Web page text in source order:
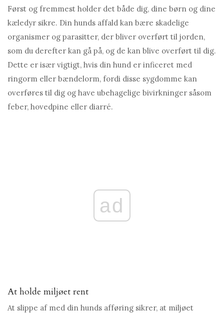
Først og fremmest holder det både dig, dine børn og dine
kæledyr sikre. Din hunds affald kan bære skadelige
organismer og parasitter, der bliver overført til jorden,
som du derefter kan gå på, og de kan blive overført til dig.
Dette er især vigtigt, hvis din hund er inficeret med
ringorm eller bændelorm, fordi disse sygdomme kan
overføres til dig og have ubehagelige bivirkninger såsom
feber, hovedpine eller diarré.
ad
At holde miljøet rent
At slippe af med din hunds afføring sikrer, at miljøet